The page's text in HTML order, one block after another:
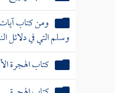
كتاب التوبة
كتاب الأدب
كتاب الرقاق